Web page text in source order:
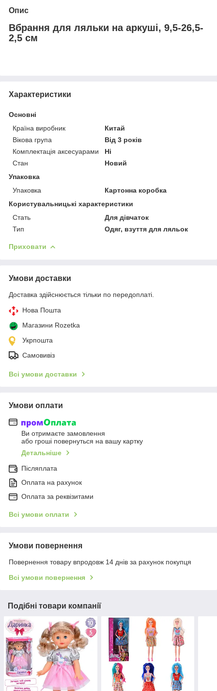
Опис
Вбрання для ляльки на аркуші, 9,5-26,5-
2,5 см
Характеристики
Основні
Країна виробник
Китай
Вікова група
Від 3 років
Комплектація аксесуарами
Ні
Стан
Новий
Упаковка
Упаковка
Картонна коробка
Користувальницькі характеристики
Стать
Для дівчаток
Тип
Одяг, взуття для ляльок
Приховати
Умови доставки
Доставка здійснюється тільки по передоплаті.
Нова Пошта
Магазини Rozetka
Укрпошта
Самовивіз
Всі умови доставки
Умови оплати
Ви отримаєте замовлення
або гроші повернуться на вашу картку
Детальніше
Післяплата
Оплата на рахунок
Оплата за реквізитами
Всі умови оплати
Умови повернення
Повернення товару впродовж 14 днів за рахунок покупця
Всі умови повернення
Подібні товари компанії